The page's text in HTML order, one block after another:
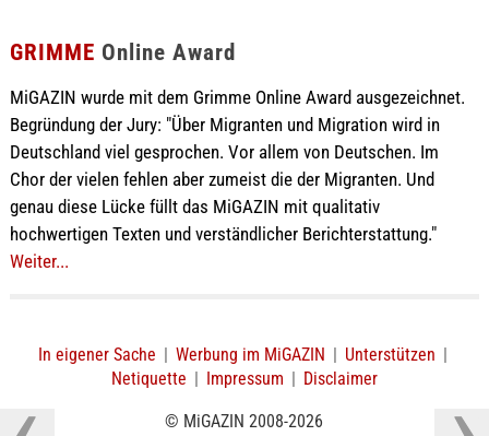
GRIMME Online Award
MiGAZIN wurde mit dem Grimme Online Award ausgezeichnet.
Begründung der Jury: "Über Migranten und Migration wird in
Deutschland viel gesprochen. Vor allem von Deutschen. Im
Chor der vielen fehlen aber zumeist die der Migranten. Und
genau diese Lücke füllt das MiGAZIN mit qualitativ
hochwertigen Texten und verständlicher Berichterstattung."
Weiter...
In eigener Sache | Werbung im MiGAZIN | Unterstützen |
Netiquette | Impressum | Disclaimer
© MiGAZIN 2008-2026